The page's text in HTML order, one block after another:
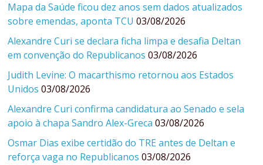
Mapa da Saúde ficou dez anos sem dados atualizados
sobre emendas, aponta TCU 03/08/2026
Alexandre Curi se declara ficha limpa e desafia Deltan
em convenção do Republicanos 03/08/2026
Judith Levine: O macarthismo retornou aos Estados
Unidos 03/08/2026
Alexandre Curi confirma candidatura ao Senado e sela
apoio à chapa Sandro Alex-Greca 03/08/2026
Osmar Dias exibe certidão do TRE antes de Deltan e
reforça vaga no Republicanos 03/08/2026